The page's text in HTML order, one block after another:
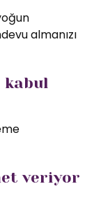
almanızı
kabul
veriyor